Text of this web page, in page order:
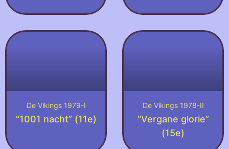
De Vikings 1979-I
“1001 nacht” (11e)
De Vikings 1978-II
“Vergane glorie”
(15e)